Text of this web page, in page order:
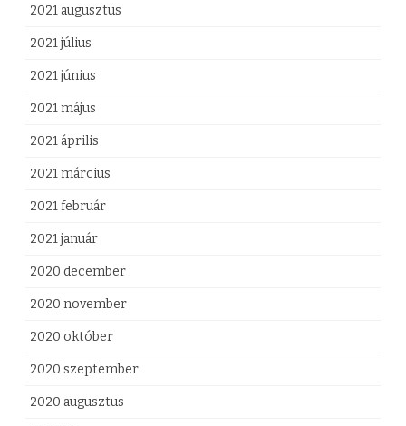
2021 augusztus
2021 július
2021 június
2021 május
2021 április
2021 március
2021 február
2021 január
2020 december
2020 november
2020 október
2020 szeptember
2020 augusztus